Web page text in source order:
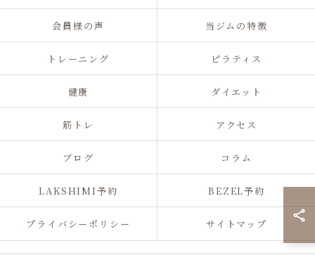
会員様の声 当ジムの特徴
トレーニング ピラティス
健康 ダイエット
筋トレ アクセス
ブログ コラム
LAKSHIMI予約 BEZEL予約
プライバシーポリシー サイトマップ